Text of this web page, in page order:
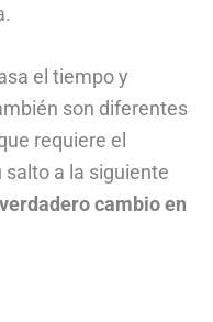
el tiempo y
son diferentes
requiere el
a la siguiente
cambio en